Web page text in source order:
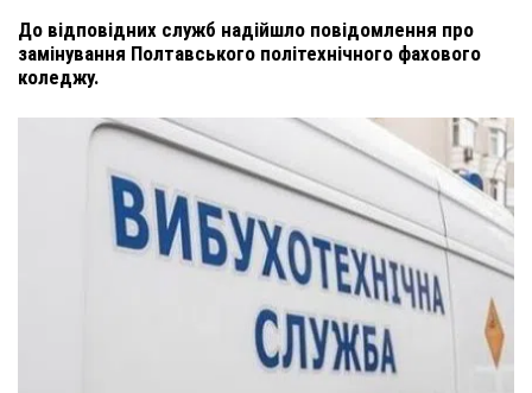
До відповідних служб надійшло повідомлення про
замінування Полтавського політехнічного фахового
коледжу.